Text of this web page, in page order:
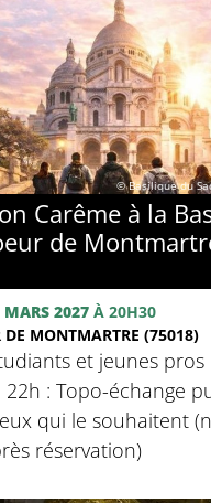
© Basilique du
Carême à la
de
MARS 2027 À 20H30
MONTMARTRE (75018)
et jeunes
: Topo-échange
qui le souhaitent
réservation)